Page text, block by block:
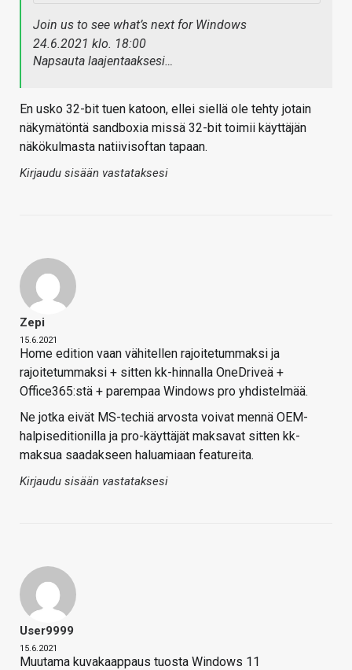
Join us to see what’s next for Windows
24.6.2021 klo. 18:00
Napsauta laajentaaksesi…
En usko 32-bit tuen katoon, ellei siellä ole tehty jotain
näkymätöntä sandboxia missä 32-bit toimii käyttäjän
näkökulmasta natiivisoftan tapaan.
Kirjaudu sisään vastataksesi
Zepi
15.6.2021
Home edition vaan vähitellen rajoitetummaksi ja
rajoitetummaksi + sitten kk-hinnalla OneDriveä +
Office365:stä + parempaa Windows pro yhdistelmää.
Ne jotka eivät MS-techiä arvosta voivat mennä OEM-
halpiseditionilla ja pro-käyttäjät maksavat sitten kk-
maksua saadakseen haluamiaan featureita.
Kirjaudu sisään vastataksesi
User9999
15.6.2021
Muutama kuvakaappaus tuosta Windows 11